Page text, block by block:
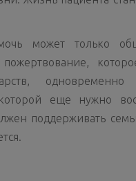
может только
еще нужно
поддерживать